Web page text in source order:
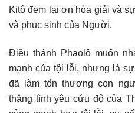
Kitô đem lại ơn hòa giải và
và phục sinh của Người.
Điều thánh Phaolô muốn
mạnh của tội lỗi, nhưng là
đã làm tổn thương con
thắng tình yêu cứu độ của